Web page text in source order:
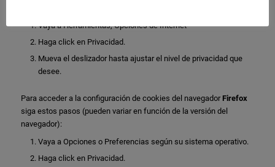
Vaya a Herramientas, Opciones de Internet
Haga click en Privacidad.
Mueva el deslizador hasta ajustar el nivel de privacidad que
desee.
Para acceder a la configuración de cookies del navegador Firefox
siga estos pasos (pueden variar en función de la versión del
navegador):
Vaya a Opciones o Preferencias según su sistema operativo.
Haga click en Privacidad.